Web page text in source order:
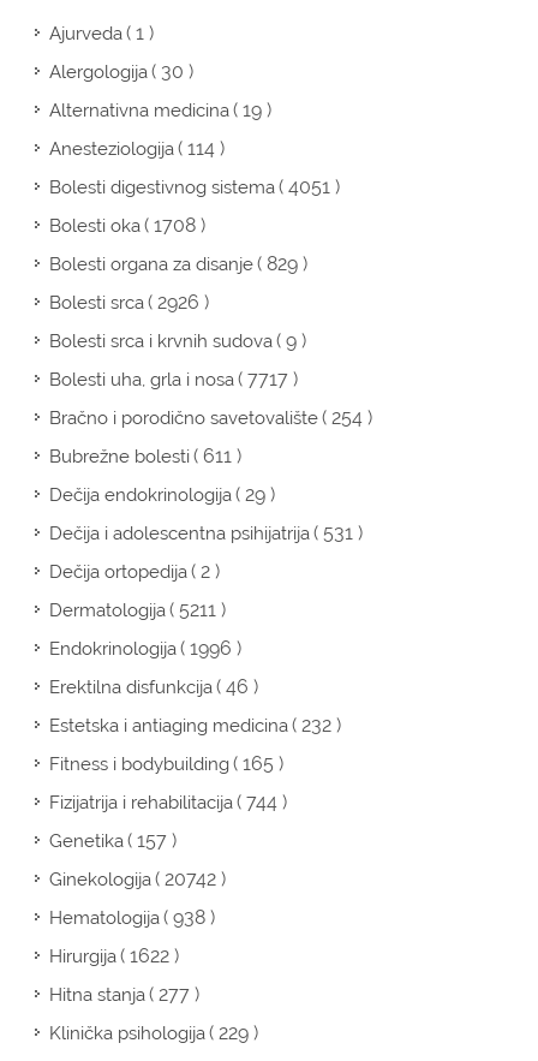
Ajurveda( 1 )
Alergologija( 30 )
Alternativna medicina( 19 )
Anesteziologija( 114 )
Bolesti digestivnog sistema( 4051 )
Bolesti oka( 1708 )
Bolesti organa za disanje( 829 )
Bolesti srca( 2926 )
Bolesti srca i krvnih sudova( 9 )
Bolesti uha, grla i nosa( 7717 )
Bračno i porodično savetovalište( 254 )
Bubrežne bolesti( 611 )
Dečija endokrinologija( 29 )
Dečija i adolescentna psihijatrija( 531 )
Dečija ortopedija( 2 )
Dermatologija( 5211 )
Endokrinologija( 1996 )
Erektilna disfunkcija( 46 )
Estetska i antiaging medicina( 232 )
Fitness i bodybuilding( 165 )
Fizijatrija i rehabilitacija( 744 )
Genetika( 157 )
Ginekologija( 20742 )
Hematologija( 938 )
Hirurgija( 1622 )
Hitna stanja( 277 )
Klinička psihologija( 229 )